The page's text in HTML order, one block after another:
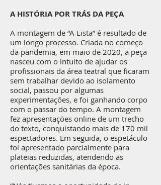
A HISTÓRIA POR TRÁS DA PEÇA
A montagem de “A Lista” é resultado de
um longo processo. Criada no começo
da pandemia, em maio de 2020, a peça
nasceu com o intuito de ajudar os
profissionais da área teatral que ficaram
sem trabalhar devido ao isolamento
social, passou por algumas
experimentações, e foi ganhando corpo
com o passar do tempo. A montagem
fez apresentações online de um trecho
do texto, conquistando mais de 170 mil
espectadores. Em seguida, o espetáculo
foi apresentado parcialmente para
plateias reduzidas, atendendo as
orientações sanitárias da época.